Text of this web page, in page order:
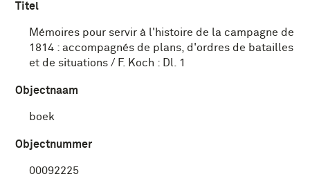
Titel
Mémoires pour servir à l'histoire de la campagne de
1814 : accompagnés de plans, d'ordres de batailles
et de situations / F. Koch : Dl. 1
Objectnaam
boek
Objectnummer
00092225